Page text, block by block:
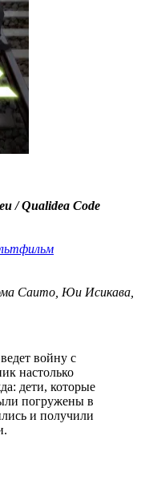
/ Qualidea Code
Саито, Юи Исикава,
настолько
дети, которые
погружены в
и получили